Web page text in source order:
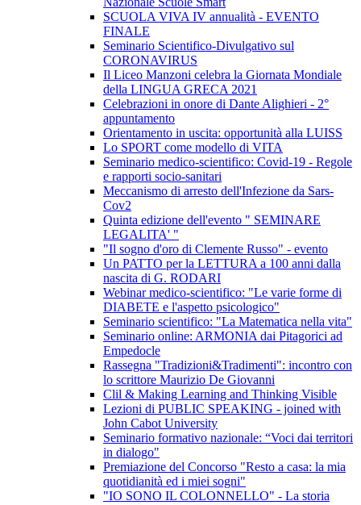
SCUOLA VIVA IV annualità - EVENTO
FINALE
Seminario Scientifico-Divulgativo sul
CORONAVIRUS
Il Liceo Manzoni celebra la Giornata Mondiale
della LINGUA GRECA 2021
Celebrazioni in onore di Dante Alighieri - 2°
appuntamento
Orientamento in uscita: opportunità alla LUISS
Lo SPORT come modello di VITA
Seminario medico-scientifico: Covid-19 - Regole
e rapporti socio-sanitari
Meccanismo di arresto dell'Infezione da Sars-
Cov2
Quinta edizione dell'evento " SEMINARE
LEGALITA' "
"Il sogno d'oro di Clemente Russo" - evento
Un PATTO per la LETTURA a 100 anni dalla
nascita di G. RODARI
Webinar medico-scientifico: "Le varie forme di
DIABETE e l'aspetto psicologico"
Seminario scientifico: "La Matematica nella vita"
Seminario online: ARMONIA dai Pitagorici ad
Empedocle
Rassegna "Tradizioni&Tradimenti": incontro con
lo scrittore Maurizio De Giovanni
Clil & Making Learning and Thinking Visible
Lezioni di PUBLIC SPEAKING - joined with
John Cabot University
Seminario formativo nazionale: “Voci dai territori
in dialogo"
Premiazione del Concorso "Resto a casa: la mia
quotidianità ed i miei sogni"
"IO SONO IL COLONNELLO" - La storia